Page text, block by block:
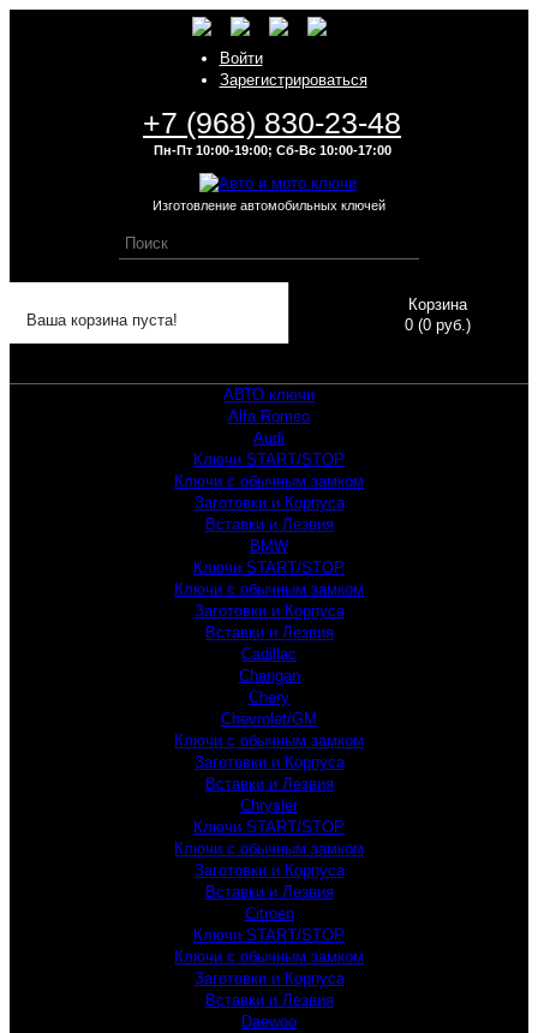
Войти
Зарегистрироваться
+7 (968) 830-23-48
Пн-Пт 10:00-19:00; Сб-Вс 10:00-17:00
Изготовление автомобильных ключей
Корзина
0 (0 руб.)
Ваша корзина пуста!
АВТО ключи
Alfa Romeo
Audi
Ключи START/STOP
Ключи с обычным замком
Заготовки и Корпуса
Вставки и Лезвия
BMW
Ключи START/STOP
Ключи с обычным замком
Заготовки и Корпуса
Вставки и Лезвия
Cadillac
Changan
Chery
Chevrolet/GM
Ключи с обычным замком
Заготовки и Корпуса
Вставки и Лезвия
Chrysler
Ключи START/STOP
Ключи с обычным замком
Заготовки и Корпуса
Вставки и Лезвия
Citroen
Ключи START/STOP
Ключи с обычным замком
Заготовки и Корпуса
Вставки и Лезвия
Daewoo